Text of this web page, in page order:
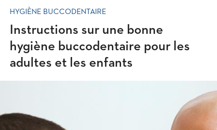
HYGIÈNE BUCCODENTAIRE
Instructions sur une bonne
hygiène buccodentaire pour les
adultes et les enfants